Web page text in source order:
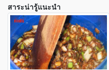
สาระน่ารู้แนะนำ